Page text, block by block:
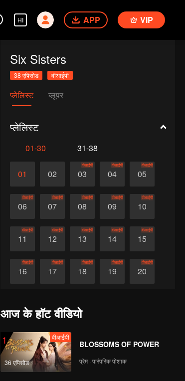
HI APP VIP
Six Sisters
38 एपिसोड वीआईपी
प्लेलिस्ट ब्लूपर
प्लेलिस्ट
01-30 31-38
01 02 03
वीआईपी
04
वीआईपी
05
वीआईपी
06
वीआईपी
07
वीआईपी
08
वीआईपी
09
वीआईपी
10
वीआईपी
11
वीआईपी
12
वीआईपी
13
वीआईपी
14
वीआईपी
15
वीआईपी
16
वीआईपी
17
वीआईपी
18
वीआईपी
19
वीआईपी
20
वीआईपी
26 27
आज के हॉट वीडियो
1
36 एपिसोड
वीआईपी
BLOSSOMS OF POWER
प्रेम · पारंपरिक पोशाक